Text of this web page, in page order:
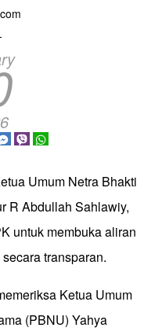
Umum Netra Bhakti
R Abdullah Sahlawiy,
untuk membuka aliran
transparan.
Ketua Umum
(PBNU) Yahya